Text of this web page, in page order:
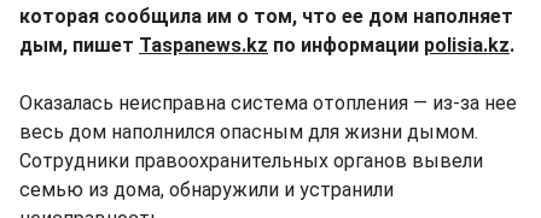
которая сообщила им о том, что ее дом наполняет
дым, пишет Taspanews.kz по информации polisia.kz.
Оказалась неисправна система отопления — из-за нее
весь дом наполнился опасным для жизни дымом.
Сотрудники правоохранительных органов вывели
семью из дома, обнаружили и устранили